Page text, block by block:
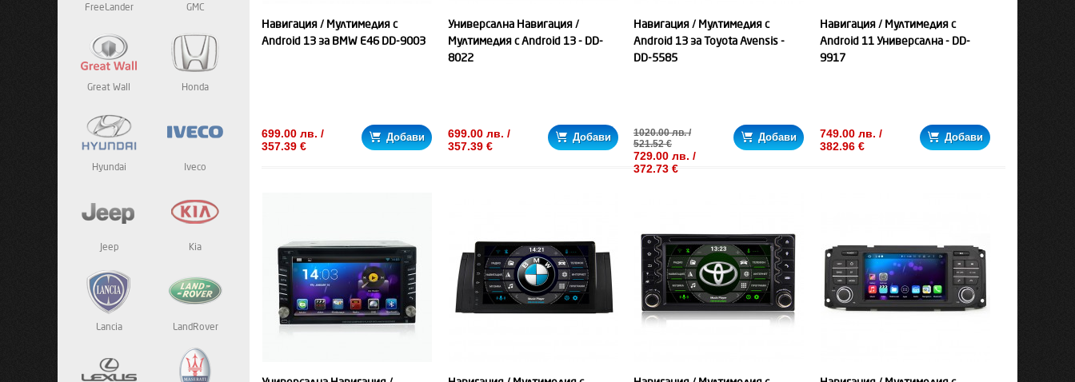
FreeLander GMC
Great Wall Honda
Hyundai Iveco
Jeep Kia
Lancia LandRover
Навигация / Мултимедия с
Android 13 за BMW E46 DD-9003
699.00 лв. /
357.39 €
Добави
Универсална Навигация /
Мултимедия с Android 13 - DD-
8022
699.00 лв. /
357.39 €
Добави
Навигация / Мултимедия с
Android 13 за Toyota Avensis -
DD-5585
1020.00 лв. /
521.52 €
729.00 лв. /
372.73 €
Добави
Навигация / Мултимедия с
Android 11 Универсална - DD-
9917
749.00 лв. /
382.96 €
Добави